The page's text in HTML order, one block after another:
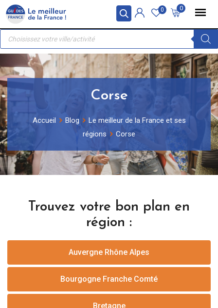
Panneau de gestion des cookies
Skip
content
0
0
Recherche
produits
Corse
Accueil Blog
Le meilleur de la France et ses
régions
Corse
Trouvez votre bon plan en
région :
Auvergne Rhône Alpes
Bourgogne Franche Comté
Bretagne